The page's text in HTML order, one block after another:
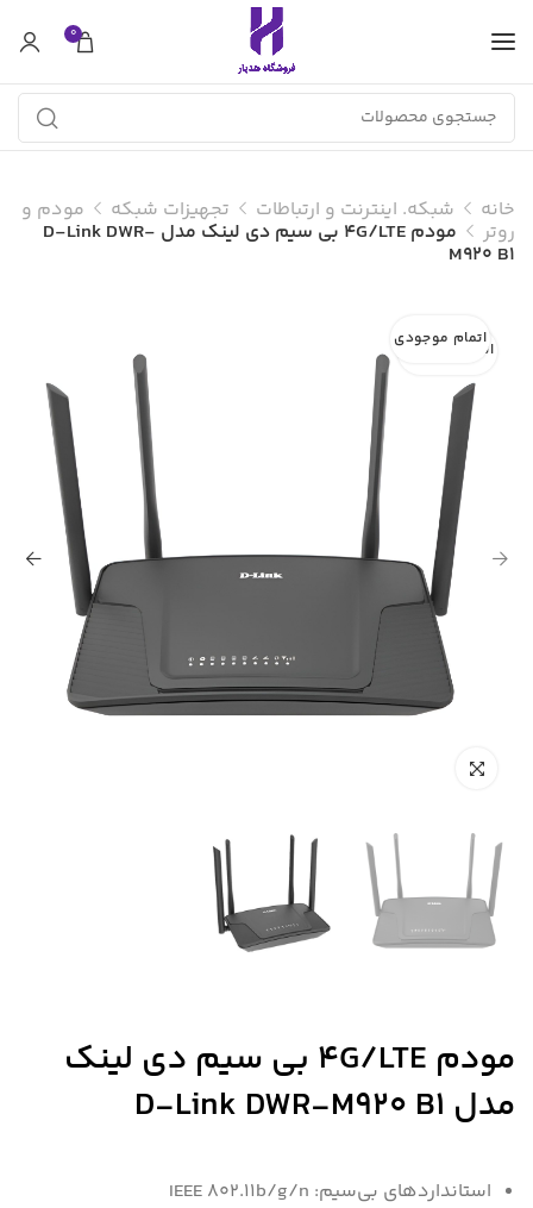
0
خانه شبکه. اینترنت و ارتباطات تجهیزات شبکه مودم و
روتر مودم 4G/LTE بی سیم دی لینک مدل D-Link DWR-
M920 B1
اتمام موجودی
اتمام موجودی
مودم 4G/LTE بی سیم دی لینک
مدل D-Link DWR-M920 B1
استانداردهای بی‌سیم: IEEE ۸۰۲.۱۱b/g/n